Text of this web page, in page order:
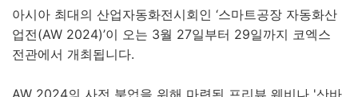
아시아 최대의 산업자동화전시회인 ‘스마트공장 자동화산
업전(AW 2024)’이 오는 3월 27일부터 29일까지 코엑스
전관에서 개최됩니다.
AW 2024의 사전 붐업을 위해 마련된 프리뷰 웨비나 '산바